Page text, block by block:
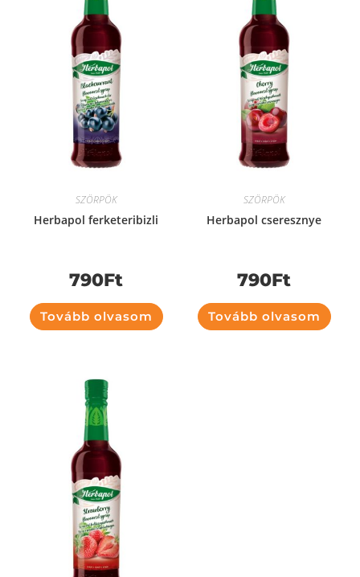
SZÖRPÖK
Herbapol ferketeribizli
790Ft
Tovább olvasom
SZÖRPÖK
Herbapol cseresznye
790Ft
Tovább olvasom